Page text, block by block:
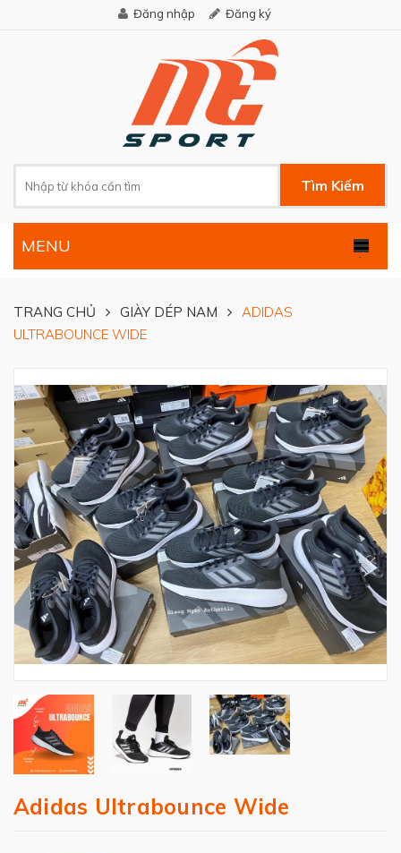
Đăng nhập Đăng ký
Tìm Kiếm
.
MENU
TRANG CHỦ GIÀY DÉP NAM
ADIDAS
ULTRABOUNCE WIDE
Adidas Ultrabounce Wide